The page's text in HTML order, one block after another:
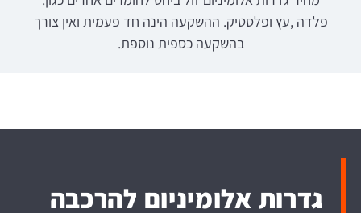
פלדה ,עץ ופלסטיק. ההשקעה הינה חד פעמית ואין צורך
בהשקעה כספית נוספת.
גדרות אלומיניום להרכבה